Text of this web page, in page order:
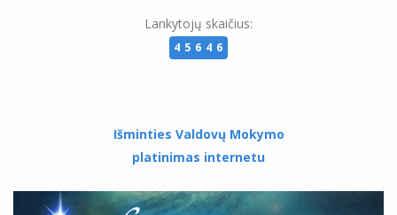
Lankytojų skaičius:
45646
Išminties Valdovų Mokymo
platinimas internetu